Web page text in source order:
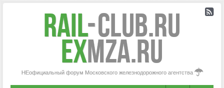
Rail-Club.RU
exMZA.RU
НЕофициальный форум Московского железнодорожного агентства